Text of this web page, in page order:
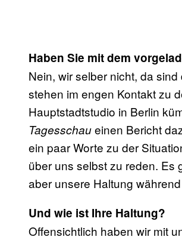
Haben Sie mit dem
Nein, wir selber nicht, da
stehen im engen Kontakt zu
Hauptstadtstudio in Berlin
Tagesschaueinen Bericht
ein paar Worte zu der
über uns selbst zu reden. Es
aber unsere Haltung
Und wie ist Ihre Haltung?
Offensichtlich haben wir mit